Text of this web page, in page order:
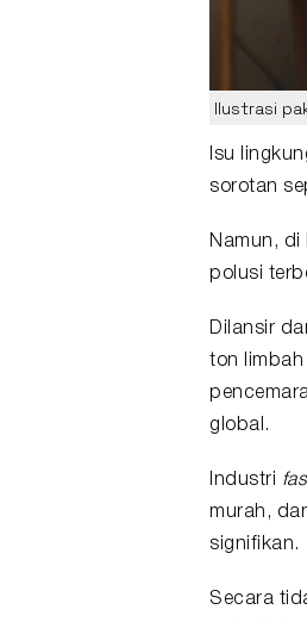
Ilustrasi
Isu
sorotan
Namun,
polusi
Dilansir
ton
global.
Industri
murah,
signifikan.
Secara